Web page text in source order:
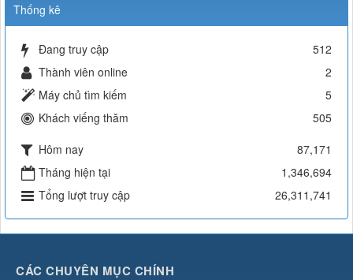
Thống kê
Đang truy cập
512
Thành viên online
2
Máy chủ tìm kiếm
5
Khách viếng thăm
505
Hôm nay
87,171
Tháng hiện tại
1,346,694
Tổng lượt truy cập
26,311,741
CÁC CHUYÊN MỤC CHÍNH